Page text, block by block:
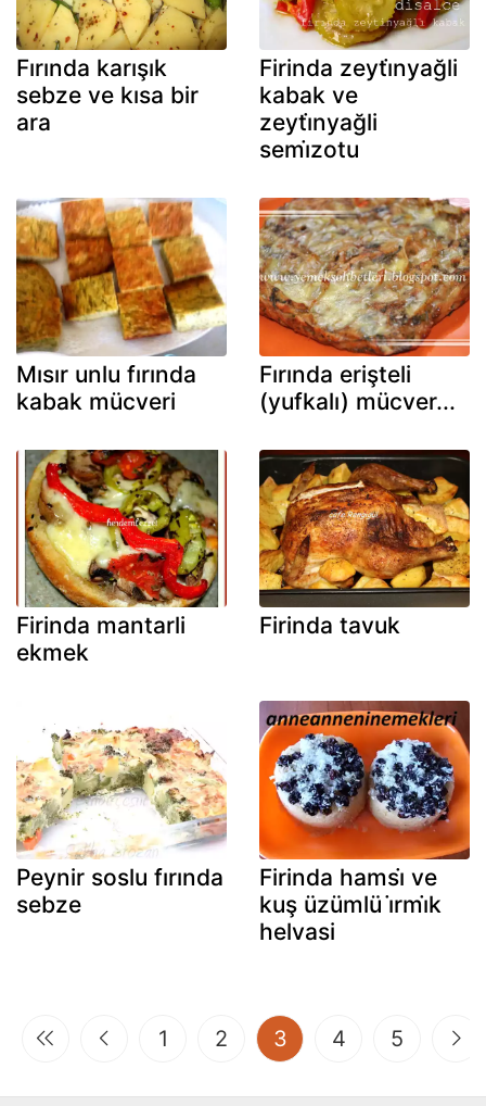
Fırında karışık
sebze ve kısa bir
ara
Firinda zeyti̇nyağli
kabak ve
zeyti̇nyağli
semi̇zotu
Mısır unlu fırında
kabak mücveri
Fırında erişteli
(yufkalı) mücver...
Firinda mantarli
ekmek
Firinda tavuk
Peynir soslu fırında
sebze
Firinda hamsi̇ ve
kuş üzümlü i̇rmi̇k
helvasi
1 2 3(current)
4 5